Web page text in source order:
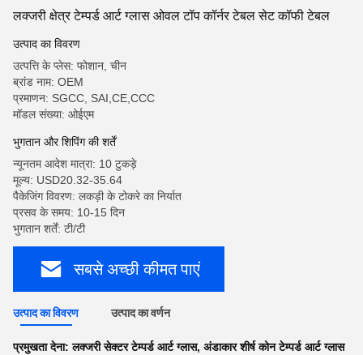
लक्जरी क्षेत्र टेम्पर्ड आर्ट ग्लास ओवल टॉप कॉर्नर टेबल सेट कॉफी टेबल
उत्पाद का विवरण
उत्पत्ति के प्लेस: फोशान, चीन
ब्रांड नाम: OEM
प्रमाणन: SGCC, SAI,CE,CCC
मॉडल संख्या: ओईएम
भुगतान और शिपिंग की शर्तें
न्यूनतम आदेश मात्रा: 10 टुकड़े
मूल्य: USD20.32-35.64
पैकेजिंग विवरण: लकड़ी के टोकरे का निर्यात
प्रसव के समय: 10-15 दिन
भुगतान शर्तें: टी/टी
सबसे अच्छी कीमत पाएं
उत्पाद का विवरण उत्पाद का वर्णन
प्रमुखता देना:लक्जरी सेक्टर टेम्पर्ड आर्ट ग्लास, अंडाकार शीर्ष कोन टेम्पर्ड आर्ट ग्लास